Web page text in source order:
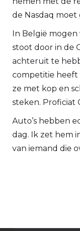
de Nasdaq
In België
stoot door in de
achteruit te
competitie
ze met kop en
steken. Proficiat
Auto’s hebben
dag. Ik zet hem
van iemand die